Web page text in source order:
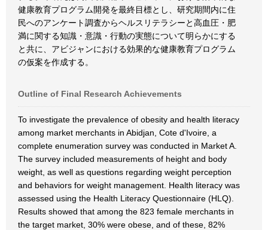
健康教育プログラム開発を最終目標とし、研究期間内に住
民へのアンケート調査からヘルスリテラシーと高血圧・肥
満に関する知識・意識・行動の実態について明らかにする
と共に、アビジャンにおける効果的な健康教育プログラム
の仮案を作成する。
Outline of Final Research Achievements
To investigate the prevalence of obesity and health literacy
among market merchants in Abidjan, Cote d'Ivoire, a
complete enumeration survey was conducted in Market A.
The survey included measurements of height and body
weight, as well as questions regarding weight perception
and behaviors for weight management. Health literacy was
assessed using the Health Literacy Questionnaire (HLQ).
Results showed that among the 823 female merchants in
the target market, 30% were obese, and of these, 82%